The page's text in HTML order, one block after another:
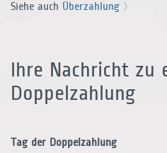
Siehe auch Überzahlung
Ihre Nachricht zu
Doppelzahlung
Tag der Doppelzahlung